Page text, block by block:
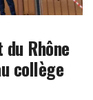
Rhône
collège